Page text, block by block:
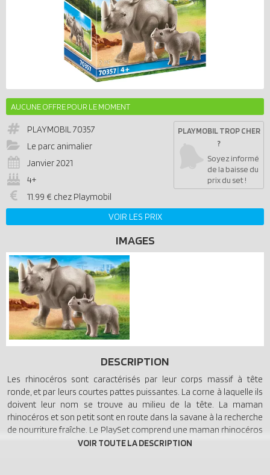
AUCUNE OFFRE POUR LE MOMENT
PLAYMOBIL70357
Le parc animalier
Janvier 2021
4+
11.99 € chez Playmobil
PLAYMOBIL TROP CHER
?
Soyez informé
de la baisse du
prix du set !
VOIR LES PRIX
IMAGES
DESCRIPTION
Les rhinocéros sont caractérisés par leur corps massif à tête
ronde, et par leurs courtes pattes puissantes. La corne à laquelle ils
doivent leur nom se trouve au milieu de la tête. La maman
rhinocéros et son petit sont en route dans la savane à la recherche
de nourriture fraîche. Le PlaySet comprend une maman rhinocéros